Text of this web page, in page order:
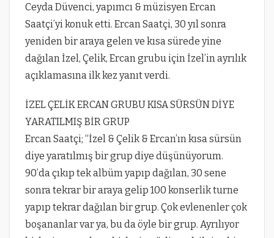
Ceyda Düvenci, yapımcı & müzisyen Ercan
Saatçi’yi konuk etti. Ercan Saatçi, 30 yıl sonra
yeniden bir araya gelen ve kısa sürede yine
dağılan İzel, Çelik, Ercan grubu için İzel’in ayrılık
açıklamasına ilk kez yanıt verdi.
İZEL ÇELİK ERCAN GRUBU KISA SÜRSÜN DİYE
YARATILMIŞ BİR GRUP
Ercan Saatçi; “İzel & Çelik & Ercan’ın kısa sürsün
diye yaratılmış bir grup diye düşünüyorum.
90’da çıkıp tek albüm yapıp dağılan, 30 sene
sonra tekrar bir araya gelip 100 konserlik turne
yapıp tekrar dağılan bir grup. Çok evlenenler çok
boşananlar var ya, bu da öyle bir grup. Ayrılıyor